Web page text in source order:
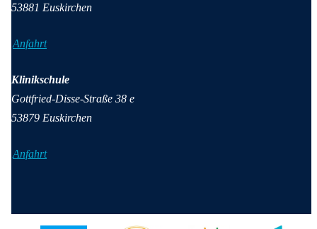
53881 Euskirchen
Anfahrt
Klinikschule
Gottfried-Disse-Straße 38 e
53879 Euskirchen
Anfahrt